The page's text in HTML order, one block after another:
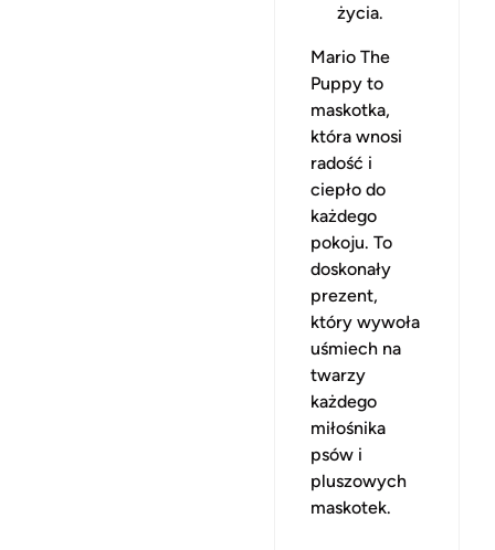
życia.
Mario The
Puppy to
maskotka,
która wnosi
radość i
ciepło do
każdego
pokoju. To
doskonały
prezent,
który wywoła
uśmiech na
twarzy
każdego
miłośnika
psów i
pluszowych
maskotek.